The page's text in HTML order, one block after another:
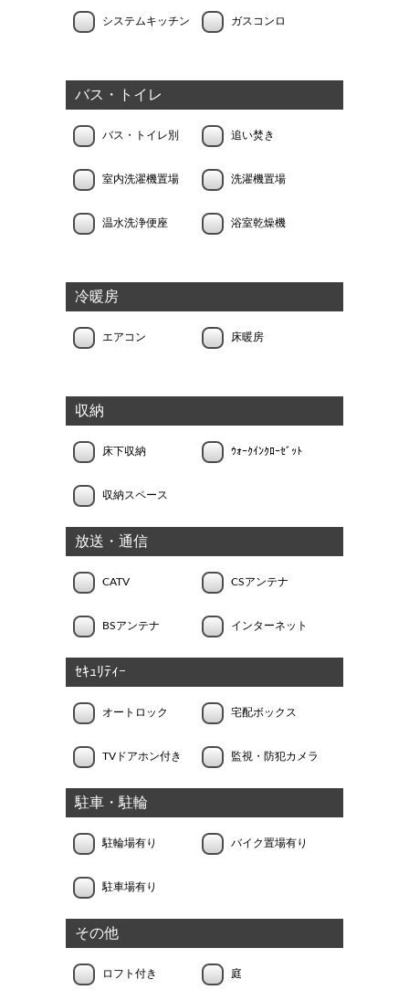
システムキッチン ガスコンロ
バス・トイレ
バス・トイレ別 追い焚き
室内洗濯機置場 洗濯機置場
温水洗浄便座 浴室乾燥機
冷暖房
エアコン 床暖房
収納
床下収納 ｳｫｰｸｲﾝｸﾛｰｾﾞｯﾄ
収納スペース
放送・通信
CATV CSアンテナ
BSアンテナ インターネット
ｾｷｭﾘﾃｨｰ
オートロック 宅配ボックス
TVドアホン付き 監視・防犯カメラ
駐車・駐輪
駐輪場有り バイク置場有り
駐車場有り
その他
ロフト付き 庭